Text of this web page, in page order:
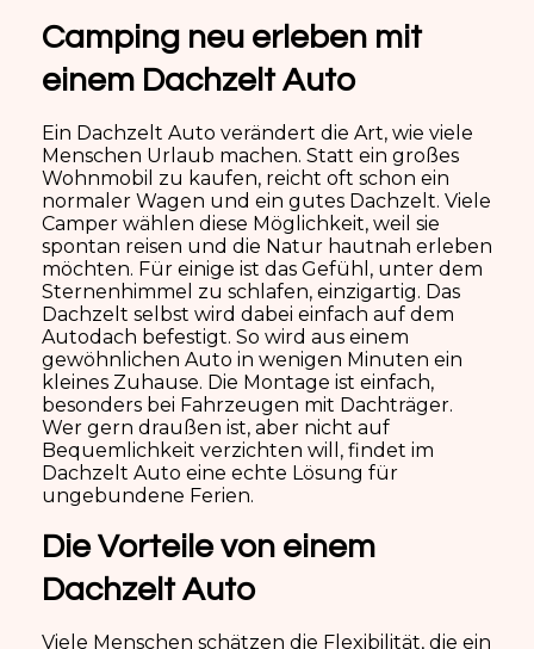
Camping neu erleben mit
einem Dachzelt Auto
Ein Dachzelt Auto verändert die Art, wie viele
Menschen Urlaub machen. Statt ein großes
Wohnmobil zu kaufen, reicht oft schon ein
normaler Wagen und ein gutes Dachzelt. Viele
Camper wählen diese Möglichkeit, weil sie
spontan reisen und die Natur hautnah erleben
möchten. Für einige ist das Gefühl, unter dem
Sternenhimmel zu schlafen, einzigartig. Das
Dachzelt selbst wird dabei einfach auf dem
Autodach befestigt. So wird aus einem
gewöhnlichen Auto in wenigen Minuten ein
kleines Zuhause. Die Montage ist einfach,
besonders bei Fahrzeugen mit Dachträger.
Wer gern draußen ist, aber nicht auf
Bequemlichkeit verzichten will, findet im
Dachzelt Auto eine echte Lösung für
ungebundene Ferien.
Die Vorteile von einem
Dachzelt Auto
Viele Menschen schätzen die Flexibilität, die ein